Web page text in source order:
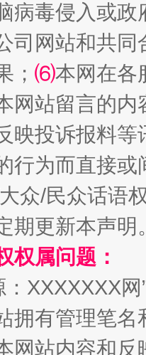
上场
幕 规模
病毒侵入或
司网站和共
； ⑹本网在各
网站留言的内
映投诉报料
行为而直接
众/民众话语
期更新本声明
权属问题：
：XXXXXXX
拥有管理笔
网站内容和